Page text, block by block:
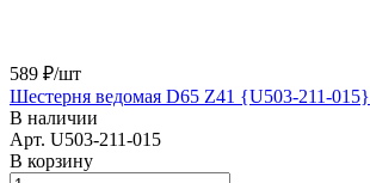
589 ₽/шт
Шестерня ведомая D65 Z41 {U503-211-015}
В наличии
Арт. U503-211-015
В корзину